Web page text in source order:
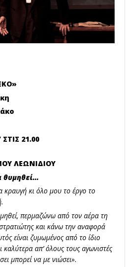
21.00
ΛΕΩΝΙΔΙΟΥ
θυμηθεί…
κι όλο μου το έργο το
περμαζώνω από τον αέρα τη
και κάνω την αναφορά
είναι ζυμωμένος από το ίδιο
απ’ όλους τους αγωνιστές
μπορεί να με νιώσει».